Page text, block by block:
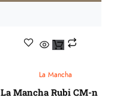
La Mancha
La Mancha Rubi CM-n